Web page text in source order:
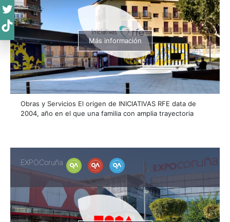
Más información
Obras y Servicios El origen de INICIATIVAS RFE data de
2004, año en el que una familia con amplia trayectoria
EXPOCoruña
Twitter
TikTok